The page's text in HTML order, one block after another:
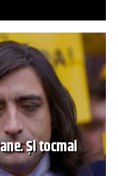
Și tocmai